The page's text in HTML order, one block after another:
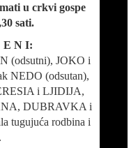
u crkvi gospe
sati.
E N I:
(odsutni), JOKO i
NEDO (odsutan),
i LJIDIJA,
DUBRAVKA i
tugujuća rodbina i